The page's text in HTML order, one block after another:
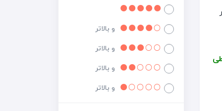
و بالاتر
و بالاتر
و بالاتر
و بالاتر